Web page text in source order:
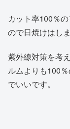
カット率100％
ので日焼けはしま
紫外線対策を考
ルムよりも100
でいいです。